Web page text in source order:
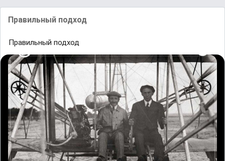
Правильный подход
Правильный подход